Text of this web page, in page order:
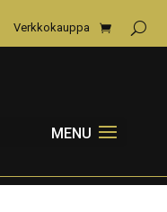
Verkkokauppa